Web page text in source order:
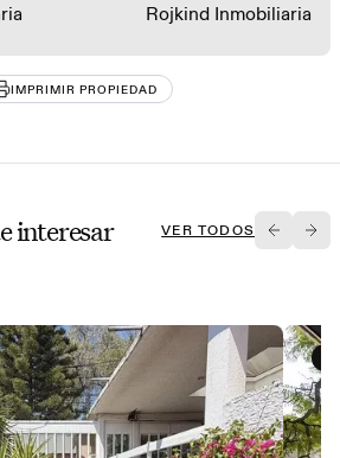
Rojkind Inmobiliaria
IMPRIMIR PROPIEDAD
interesar VER TODOS